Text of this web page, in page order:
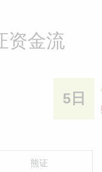
资金流
5日
熊证